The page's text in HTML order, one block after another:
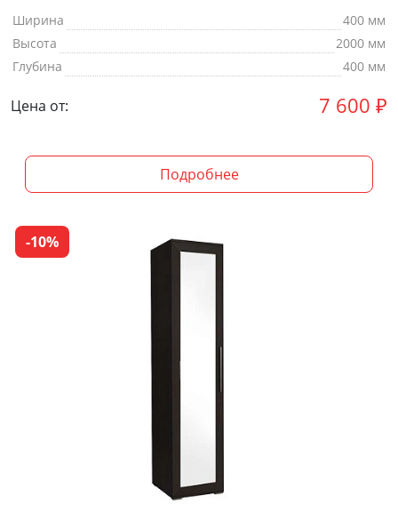
Ширина
400 мм
Высота
2000 мм
Глубина
400 мм
Цена от: 7 600 ₽
Подробнее
-10%